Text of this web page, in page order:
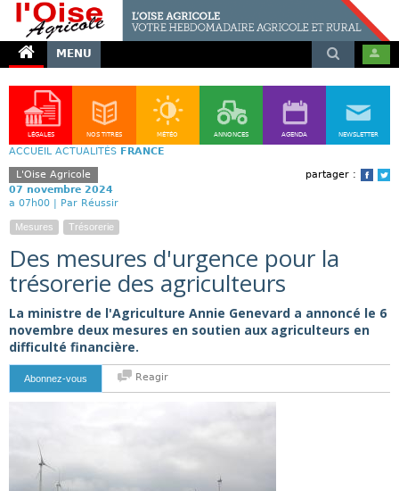
MENU
LÉGALES NOS TITRES MÉTÉO ANNONCES AGENDA NEWSLETTER
ACCUEIL ACTUALITÉS FRANCE
partager :
L'Oise Agricole
07 novembre 2024
a 07h00 | Par Réussir
Mesures Trésorerie
Des mesures d'urgence pour la
trésorerie des agriculteurs
La ministre de l'Agriculture Annie Genevard a annoncé le 6
novembre deux mesures en soutien aux agriculteurs en
difficulté financière.
Abonnez-vous Reagir